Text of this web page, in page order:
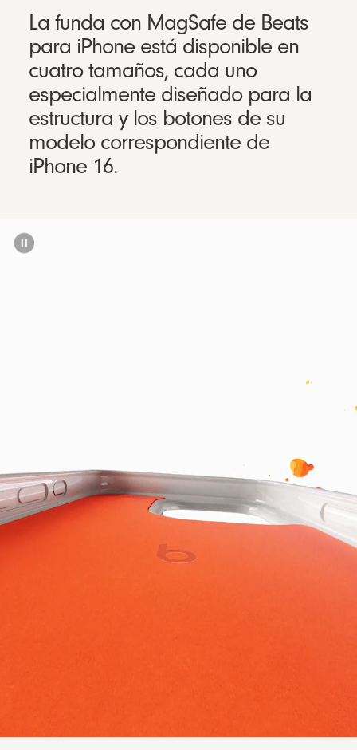
La funda con MagSafe de Beats
para iPhone está disponible en
cuatro tamaños, cada uno
especialmente diseñado para la
estructura y los botones de su
modelo correspondiente de
iPhone 16.